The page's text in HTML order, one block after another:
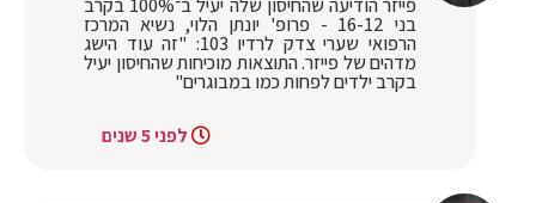
‏פייזר הודיעה שהחיסון שלה יעיל ב־100% בקרב
בני 16-12 - פרופ' יונתן הלוי, נשיא המרכז
הרפואי שערי צדק לרדיו 103: "זה עוד הישג
מדהים של פייזר. התוצאות מוכיחות שהחיסון יעיל
בקרב ילדים לפחות כמו במבוגרים"
לפני 5 שנים